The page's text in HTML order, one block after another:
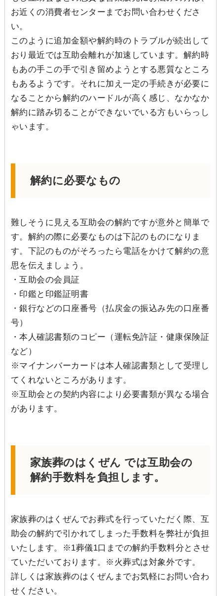
お近くの消費者センターまでお問い合わせくださ
い。
このように追加金額や解約時のトラブルが続出して
おり最近では互助会離れが加速しています。解約時
もあの手この手で引き留めようとする悪質なところ
もあるようです。それに加え一定の手続きが必要に
なることから解約のハードルが高く感じ、なかなか
解約に踏み切ることができないでいる方もいらっし
ゃいます。
解約に必要なもの
難しそうに見える互助会の解約ですが意外と簡単で
す。解約の際に必要なものは下記のものになりま
す。下記のものがそろったら電話をかけて解約の意
思を伝えましょう。
・互助会の会員証
・印鑑と印鑑証明書
・銀行などの口座番号（払戻金の振込み先の口座番
号）
・本人確認書類のコピー（運転免許証・健康保険証
など）
※マイナンバーカードは本人確認書類として受理し
てくれないところがあります。
※互助会との契約内容により必要書類が異なる場合
があります。
家族葬のはくぜん では互助会の
解約手数料を負担します。
家族葬のはくぜんでお葬式を行っていただく際、互
助会の解約で引かれてしまった手数料を弊社が負担
いたします。※1葬儀1口までの解約手数料分とさせ
ていただいております。※火葬式は対象外です。
詳しくは家族葬のはくぜんまでお気軽にお問い合わ
せください。